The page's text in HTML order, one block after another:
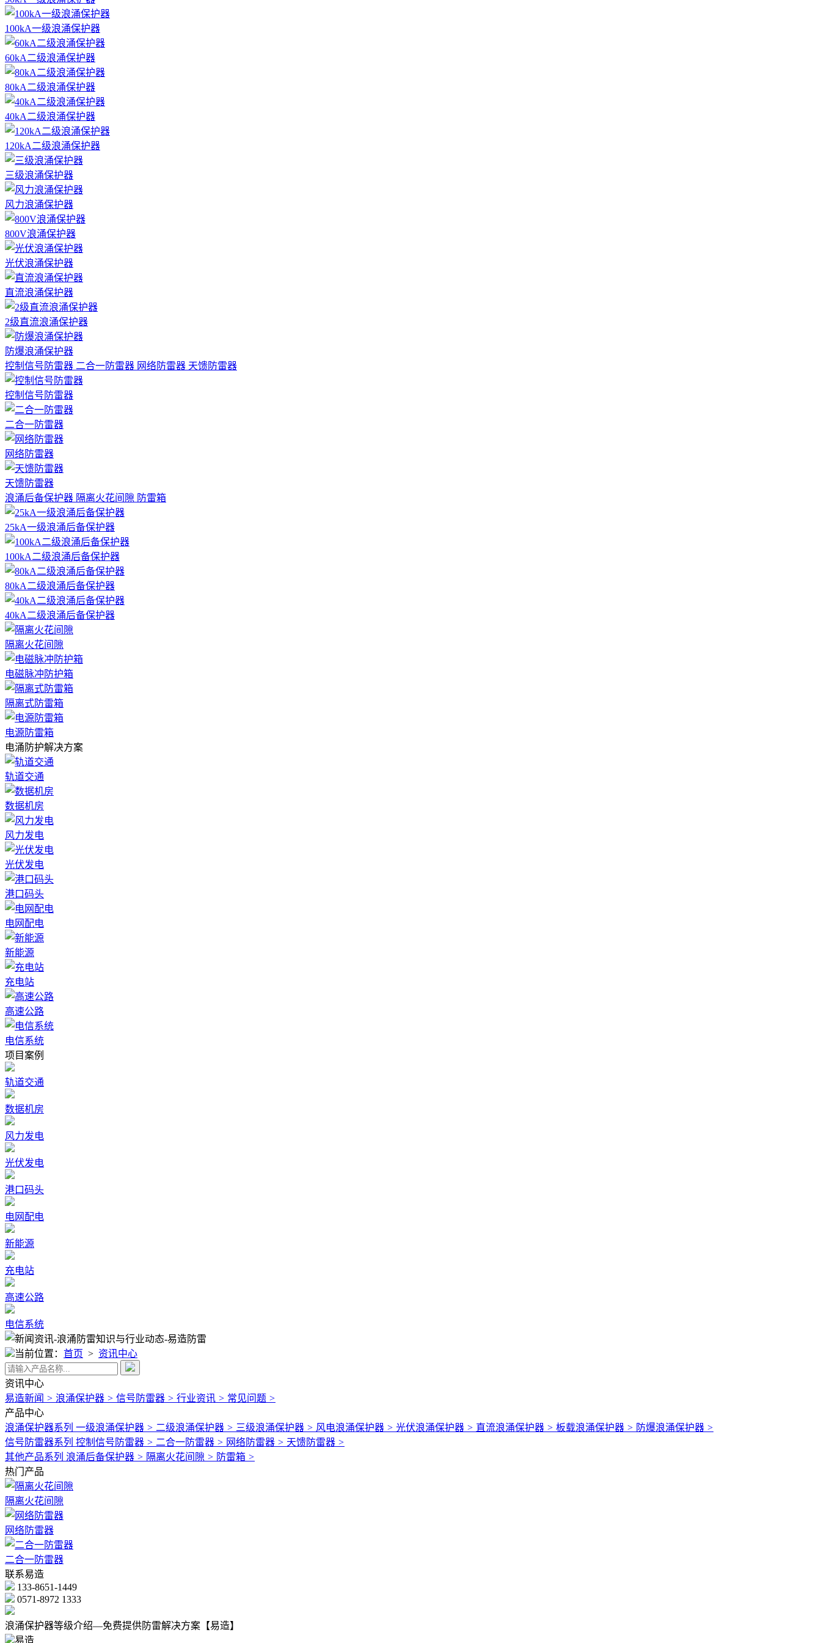
100kA一级浪涌保护器
60kA二级浪涌保护器
80kA二级浪涌保护器
40kA二级浪涌保护器
120kA二级浪涌保护器
三级浪涌保护器
风力浪涌保护器
800V浪涌保护器
光伏浪涌保护器
直流浪涌保护器
2级直流浪涌保护器
防爆浪涌保护器
控制信号防雷器 二合一防雷器 网络防雷器 天馈防雷器
控制信号防雷器
二合一防雷器
网络防雷器
天馈防雷器
浪涌后备保护器 隔离火花间隙 防雷箱
25kA一级浪涌后备保护器
100kA二级浪涌后备保护器
80kA二级浪涌后备保护器
40kA二级浪涌后备保护器
隔离火花间隙
电磁脉冲防护箱
隔离式防雷箱
电源防雷箱
电涌防护解决方案
轨道交通
数据机房
风力发电
光伏发电
港口码头
电网配电
新能源
充电站
高速公路
电信系统
项目案例
轨道交通
数据机房
风力发电
光伏发电
港口码头
电网配电
新能源
充电站
高速公路
电信系统
当前位置： 首页 > 资讯中心
资讯中心
易造新闻 > 浪涌保护器 > 信号防雷器 > 行业资讯 > 常见问题 >
产品中心
浪涌保护器系列 一级浪涌保护器 > 二级浪涌保护器 > 三级浪涌保护器 > 风电浪涌保护器 > 光伏浪涌保护器 > 直流浪涌保护器 > 板载浪涌保护器 > 防爆浪涌保护器 >
信号防雷器系列 控制信号防雷器 > 二合一防雷器 > 网络防雷器 > 天馈防雷器 >
其他产品系列 浪涌后备保护器 > 隔离火花间隙 > 防雷箱 >
热门产品
隔离火花间隙
网络防雷器
二合一防雷器
联系易造
133-8651-1449
0571-8972 1333
浪涌保护器等级介绍—免费提供防雷解决方案【易造】
易造